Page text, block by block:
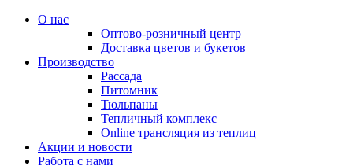
О нас
Оптово-розничный центр
Доставка цветов и букетов
Производство
Рассада
Питомник
Тюльпаны
Тепличный комплекс
Online трансляция из теплиц
Акции и новости
Работа с нами